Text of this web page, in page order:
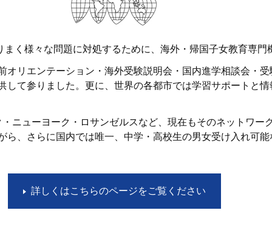
く様々な問題に対処するために、海外・帰国子女教育専門
リエンテーション・海外受験説明会・国内進学相談会・
て参りました。更に、世界の各都市では学習サポートと
ニューヨーク・ロサンゼルスなど、現在もそのネットワー
、さらに国内では唯一、中学・高校生の男女受け入れ可
詳しくはこちらのページをご覧ください